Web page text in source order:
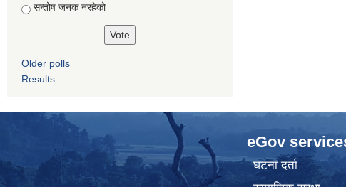
सन्तोष जनक नरहेको
Older polls
Results
eGov
घटना दर्ता